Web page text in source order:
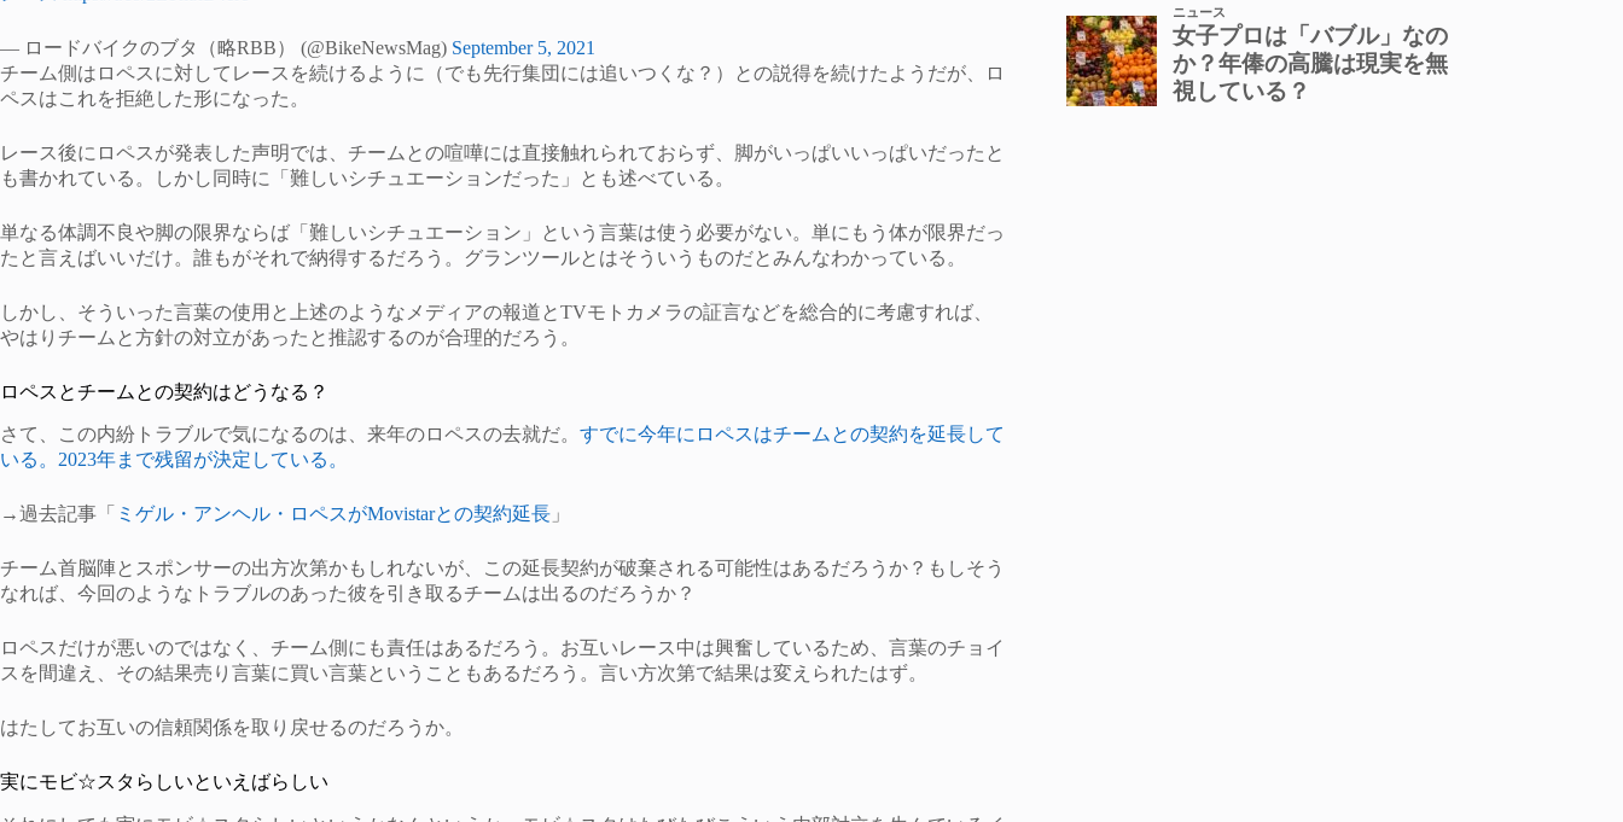
— ロードバイクのブタ（略RBB） (@BikeNewsMag) September 5, 2021
チーム側はロペスに対してレースを続けるように（でも先行集団には追いつくな？）との説得を続けたようだが、ロ
ペスはこれを拒絶した形になった。
レース後にロペスが発表した声明では、チームとの喧嘩には直接触れられておらず、脚がいっぱいいっぱいだったと
も書かれている。しかし同時に「難しいシチュエーションだった」とも述べている。
単なる体調不良や脚の限界ならば「難しいシチュエーション」という言葉は使う必要がない。単にもう体が限界だっ
たと言えばいいだけ。誰もがそれで納得するだろう。グランツールとはそういうものだとみんなわかっている。
しかし、そういった言葉の使用と上述のようなメディアの報道とTVモトカメラの証言などを総合的に考慮すれば、
やはりチームと方針の対立があったと推認するのが合理的だろう。
ロペスとチームとの契約はどうなる？
さて、この内紛トラブルで気になるのは、来年のロペスの去就だ。 すでに今年にロペスはチームとの契約を延長して
いる。2023年まで残留が決定している。
→過去記事「 ミゲル・アンヘル・ロペスがMovistarとの契約延長 」
チーム首脳陣とスポンサーの出方次第かもしれないが、この延長契約が破棄される可能性はあるだろうか？もしそう
なれば、今回のようなトラブルのあった彼を引き取るチームは出るのだろうか？
ロペスだけが悪いのではなく、チーム側にも責任はあるだろう。お互いレース中は興奮しているため、言葉のチョイ
スを間違え、その結果売り言葉に買い言葉ということもあるだろう。言い方次第で結果は変えられたはず。
はたしてお互いの信頼関係を取り戻せるのだろうか。
実にモビ☆スタらしいといえばらしい